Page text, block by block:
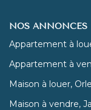
NOS ANNONCES
Appartement à
Appartement à
Maison à louer,
Maison à vendre,